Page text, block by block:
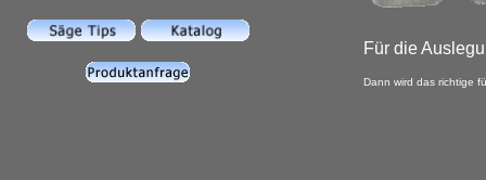
Für die
Dann wird das richtige